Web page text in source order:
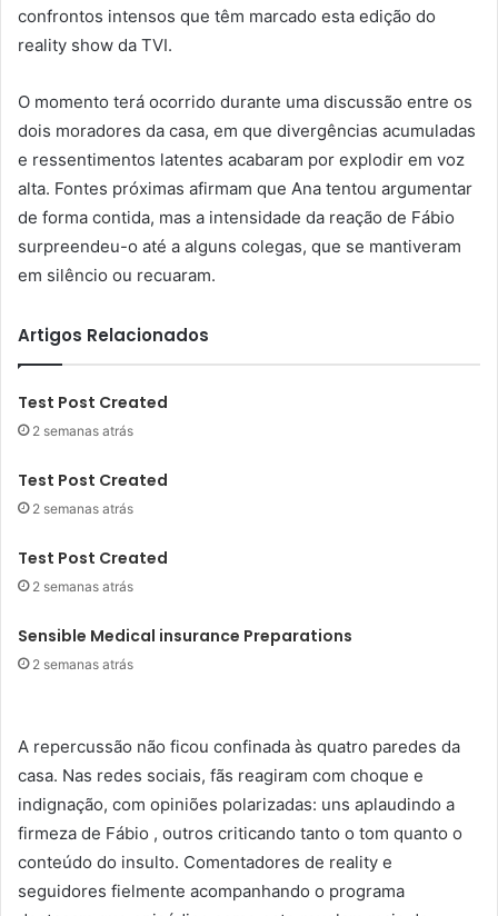
confrontos intensos que têm marcado esta edição do
reality show da TVI.
O momento terá ocorrido durante uma discussão entre os
dois moradores da casa, em que divergências acumuladas
e ressentimentos latentes acabaram por explodir em voz
alta. Fontes próximas afirmam que Ana tentou argumentar
de forma contida, mas a intensidade da reação de Fábio
surpreendeu-o até a alguns colegas, que se mantiveram
em silêncio ou recuaram.
Artigos Relacionados
Test Post Created
2 semanas atrás
Test Post Created
2 semanas atrás
Test Post Created
2 semanas atrás
Sensible Medical insurance Preparations
2 semanas atrás
A repercussão não ficou confinada às quatro paredes da
casa. Nas redes sociais, fãs reagiram com choque e
indignação, com opiniões polarizadas: uns aplaudindo a
firmeza de Fábio , outros criticando tanto o tom quanto o
conteúdo do insulto. Comentadores de reality e
seguidores fielmente acompanhando o programa